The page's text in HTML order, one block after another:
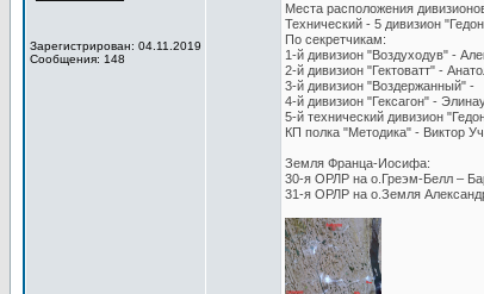
Зарегистрирован: 04.11.2019
Сообщения: 148
Места расположения
Технический - 5 дивизион
По секретчикам:
1-й дивизион "Воздуходув" -
2-й дивизион "Гектоватт" -
3-й дивизион "Воздержанный" -
4-й дивизион "Гексагон" -
5-й технический дивизион
КП полка "Методика" - Виктор
Земля Франца-Иосифа:
30-я ОРЛР на о.Греэм-Белл –
31-я ОРЛР на о.Земля